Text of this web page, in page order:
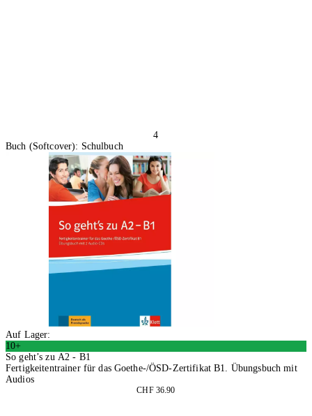
4
Buch (Softcover): Schulbuch
Auf Lager:
10+
So geht’s zu A2 - B1
Fertigkeitentrainer für das Goethe-/ÖSD-Zertifikat B1. Übungsbuch mit
Audios
CHF 36.90